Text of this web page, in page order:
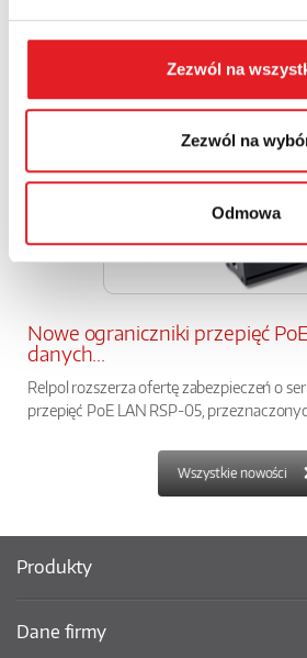
Zezwól na
Zezwól na
Odmowa
Nowe ograniczniki przepięć
danych...
Relpol rozszerza ofertę zabezpieczeń o
przepięć PoE LAN RSP-05,
Wszystkie nowości
Produkty
Dane firmy